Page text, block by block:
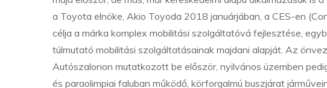
a Toyota elnöke, Akio Toyoda 2018 januárjában, a CES-en
célja a márka komplex mobilitási szolgáltatóvá fejlesztése,
túlmutató mobilitási szolgáltatásainak majdani alapját. Az
Autószalonon mutatkozott be először, nyilvános üzemben
és paraolimpiai faluban működő, körforgalmú buszjárat